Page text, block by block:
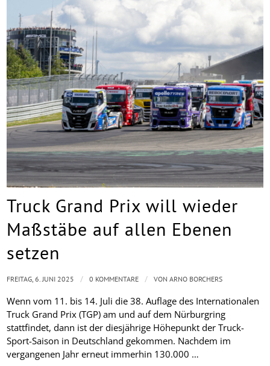
Truck Grand Prix will wieder
Maßstäbe auf allen Ebenen
setzen
Wenn vom 11. bis 14. Juli die 38. Auflage des Internationalen
Truck Grand Prix (TGP) am und auf dem Nürburgring
stattfindet, dann ist der diesjährige Höhepunkt der Truck-
Sport-Saison in Deutschland gekommen. Nachdem im
vergangenen Jahr erneut immerhin 130.000 …
FREITAG, 6. JUNI 2025 / 0 KOMMENTARE / VONARNO BORCHERS